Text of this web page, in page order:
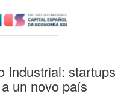
Industrial:
un novo país